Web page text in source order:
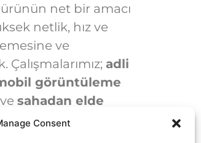
Consent
net bir amacı
netlik, hız ve
ve
adli
görüntüleme
vesahadan elde
getirir.